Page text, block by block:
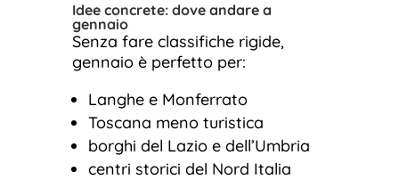
Idee concrete: dove andare a
gennaio
Senza fare classifiche rigide,
gennaio è perfetto per:
Langhe e Monferrato
Toscana meno turistica
borghi del Lazio e dell’Umbria
centri storici del Nord Italia